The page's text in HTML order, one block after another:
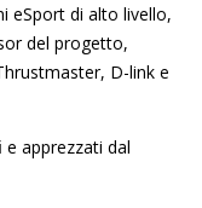
eSport di alto livello,
del progetto,
D-link e
e apprezzati dal